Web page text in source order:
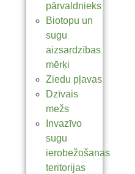
pārvaldnieks
Biotopu un
sugu
aizsardzības
mērķi
Ziedu pļavas
Dzīvais
mežs
Invazīvo
sugu
ierobežošanas
teritorijas